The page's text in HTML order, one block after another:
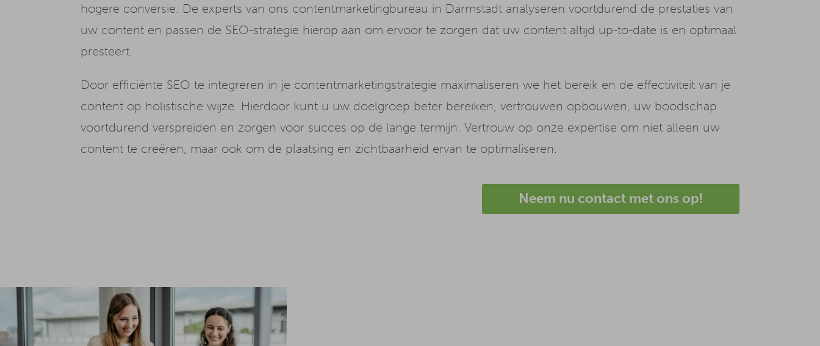
hogere conversie. De experts van ons contentmarketingbureau in Darmstadt analyseren voortdurend de prestaties van
uw content en passen de SEO-strategie hierop aan om ervoor te zorgen dat uw content altijd up-to-date is en optimaal
presteert.
Door efficiënte SEO te integreren in je contentmarketingstrategie maximaliseren we het bereik en de effectiviteit van je
content op holistische wijze. Hierdoor kunt u uw doelgroep beter bereiken, vertrouwen opbouwen, uw boodschap
voortdurend verspreiden en zorgen voor succes op de lange termijn. Vertrouw op onze expertise om niet alleen uw
content te creëren, maar ook om de plaatsing en zichtbaarheid ervan te optimaliseren.
Neem nu contact met ons op!